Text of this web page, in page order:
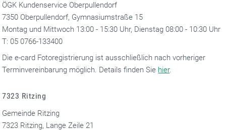
ÖGK Kundenservice Oberpullendorf
7350 Oberpullendorf, Gymnasiumstraße 15
Montag und Mittwoch 13:00 - 15:30 Uhr, Dienstag 08:00 - 10:30 Uhr
T: 05 0766-133400
Die e-card Fotoregistrierung ist ausschließlich nach vorheriger
Terminvereinbarung möglich. Details finden Sie hier.
7323 Ritzing
Gemeinde Ritzing
7323 Ritzing, Lange Zeile 21